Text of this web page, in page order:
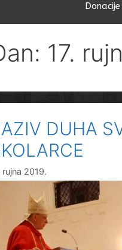
Donacije
17.
DUHA
rujna 2019.